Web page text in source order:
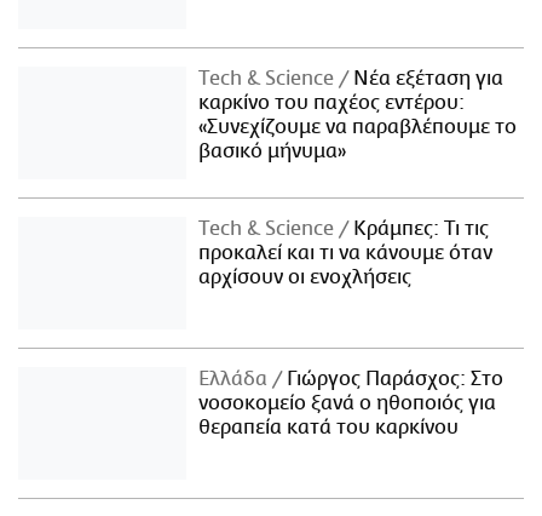
Τech & Science
Νέα εξέταση για
καρκίνο του παχέος εντέρου:
«Συνεχίζουμε να παραβλέπουμε το
βασικό μήνυμα»
Τech & Science
Κράμπες: Τι τις
προκαλεί και τι να κάνουμε όταν
αρχίσουν οι ενοχλήσεις
Ελλάδα
Γιώργος Παράσχος: Στο
νοσοκομείο ξανά ο ηθοποιός για
θεραπεία κατά του καρκίνου